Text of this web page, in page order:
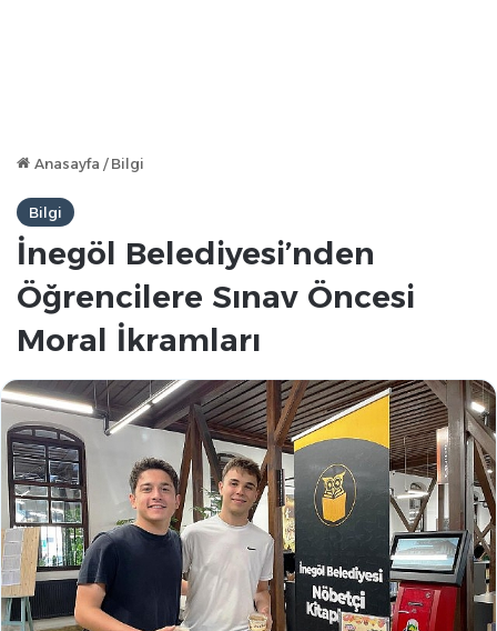
Anasayfa / Bilgi
Bilgi
İnegöl Belediyesi’nden
Öğrencilere Sınav Öncesi
Moral İkramları